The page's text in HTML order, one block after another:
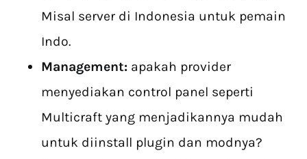
Misal server di Indonesia untuk pemain
Indo.
Management: apakah provider
menyediakan control panel seperti
Multicraft yang menjadikannya mudah
untuk diinstall plugin dan modnya?